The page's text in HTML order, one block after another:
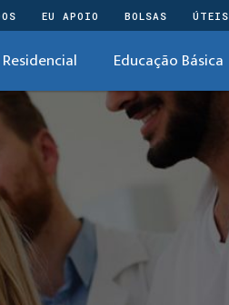
EU APOIO BOLSAS ÚTEIS
Residencial Educação Básica